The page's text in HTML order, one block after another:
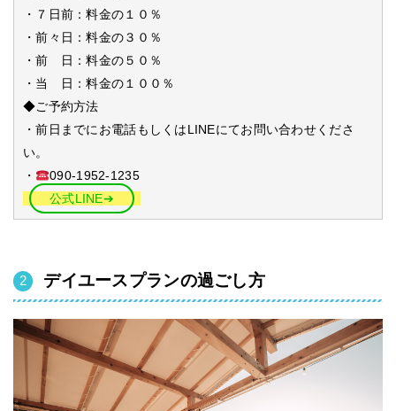
・７日前：料金の１０％
・前々日：料金の３０％
・前 日：料金の５０％
・当 日：料金の１００％
◆ご予約方法
・前日までにお電話もしくはLINEにてお問い合わせくださ
い。
・
090-1952-1235
公式LINE➔
デイユースプランの過ごし方